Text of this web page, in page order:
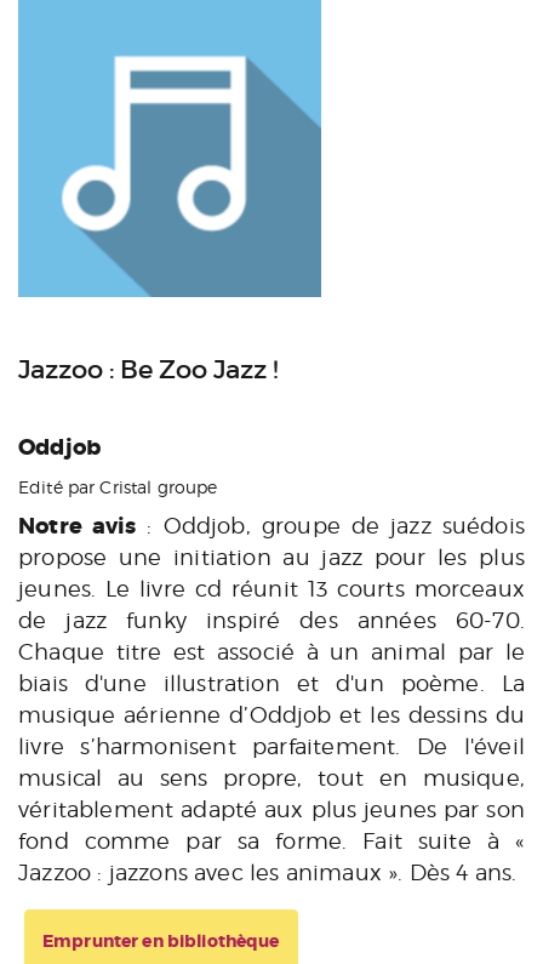
Jazzoo : Be Zoo Jazz !
Oddjob
Edité par Cristal groupe
Notre avis : Oddjob, groupe de jazz suédois
propose une initiation au jazz pour les plus
jeunes. Le livre cd réunit 13 courts morceaux
de jazz funky inspiré des années 60-70.
Chaque titre est associé à un animal par le
biais d'une illustration et d'un poème. La
musique aérienne d’Oddjob et les dessins du
livre s’harmonisent parfaitement. De l'éveil
musical au sens propre, tout en musique,
véritablement adapté aux plus jeunes par son
fond comme par sa forme. Fait suite à «
Jazzoo : jazzons avec les animaux ». Dès 4 ans.
Emprunter en bibliothèque